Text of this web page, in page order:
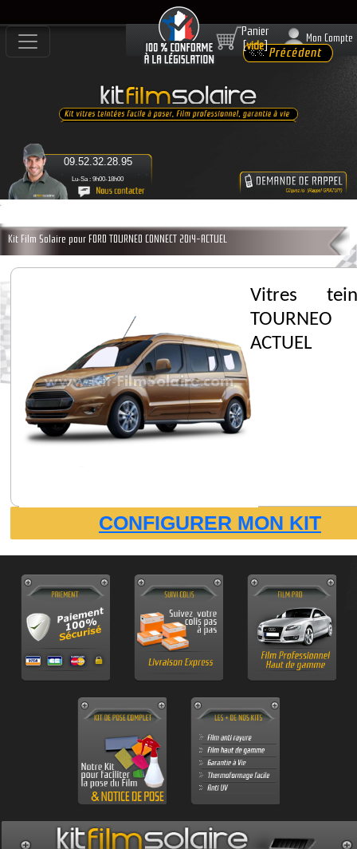
Lu-Sa : 9h00-18h00
09.52.32.28.95
Panier
[vide]
Mon Compte
Kit Film Solaire pour FORD TOURNEO CONNECT 2014-ACTUEL
Vitres
ACTUEL
CONFIGURER MON KIT